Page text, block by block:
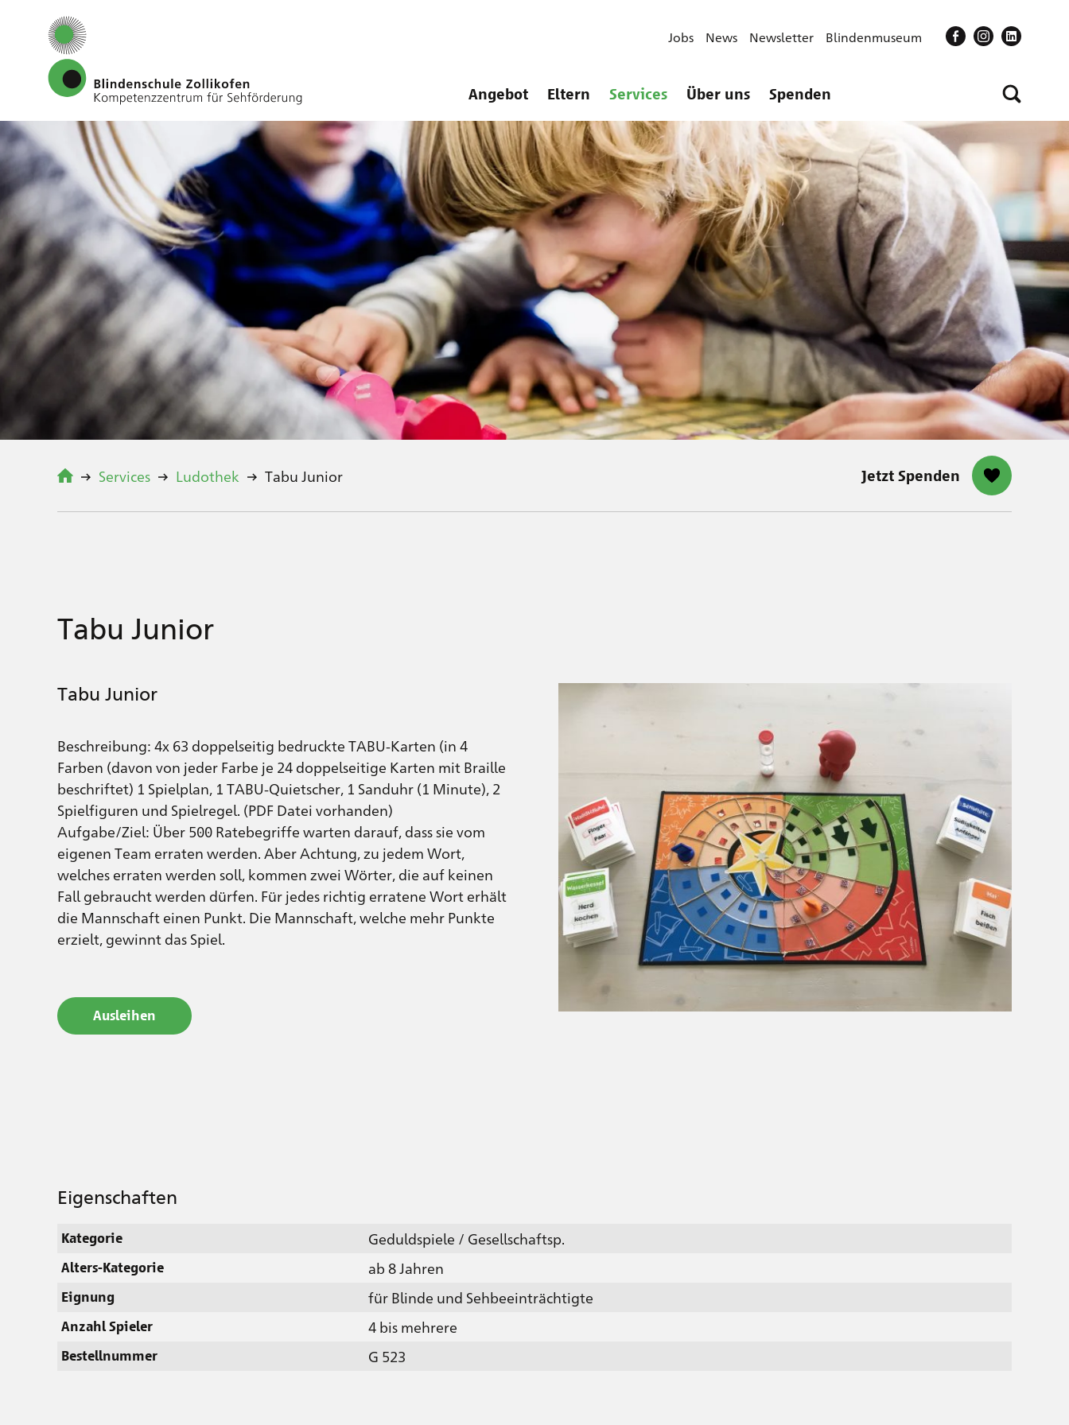
Angebot Eltern Services Über uns Spenden
Jobs News Newsletter Blindenmuseum
Services Ludothek Tabu Junior Jetzt Spenden
Tabu Junior
Tabu Junior
Beschreibung: 4x 63 doppelseitig bedruckte TABU-Karten (in 4
Farben (davon von jeder Farbe je 24 doppelseitige Karten mit Braille
beschriftet) 1 Spielplan, 1 TABU-Quietscher, 1 Sanduhr (1 Minute), 2
Spielfiguren und Spielregel. (PDF Datei vorhanden)
Aufgabe/Ziel: Über 500 Ratebegriffe warten darauf, dass sie vom
eigenen Team erraten werden. Aber Achtung, zu jedem Wort,
welches erraten werden soll, kommen zwei Wörter, die auf keinen
Fall gebraucht werden dürfen. Für jedes richtig erratene Wort erhält
die Mannschaft einen Punkt. Die Mannschaft, welche mehr Punkte
erzielt, gewinnt das Spiel.
Ausleihen
Eigenschaften
Kategorie Geduldspiele / Gesellschaftsp.
Alters-Kategorie ab 8 Jahren
Eignung für Blinde und Sehbeeinträchtigte
Anzahl Spieler 4 bis mehrere
Bestellnummer G 523